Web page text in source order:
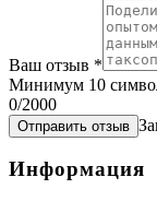
Ваш отзыв *
Минимум 10
0/2000
Отправить отзыв
Информация